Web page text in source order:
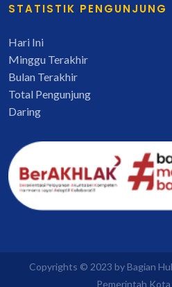
STATISTIK PENGUNJUNG
Hari Ini
Minggu Terakhir
Bulan Terakhir
Total Pengunjung
Daring
Copyrights © 2023 by Bagian
Pemerintah Kota